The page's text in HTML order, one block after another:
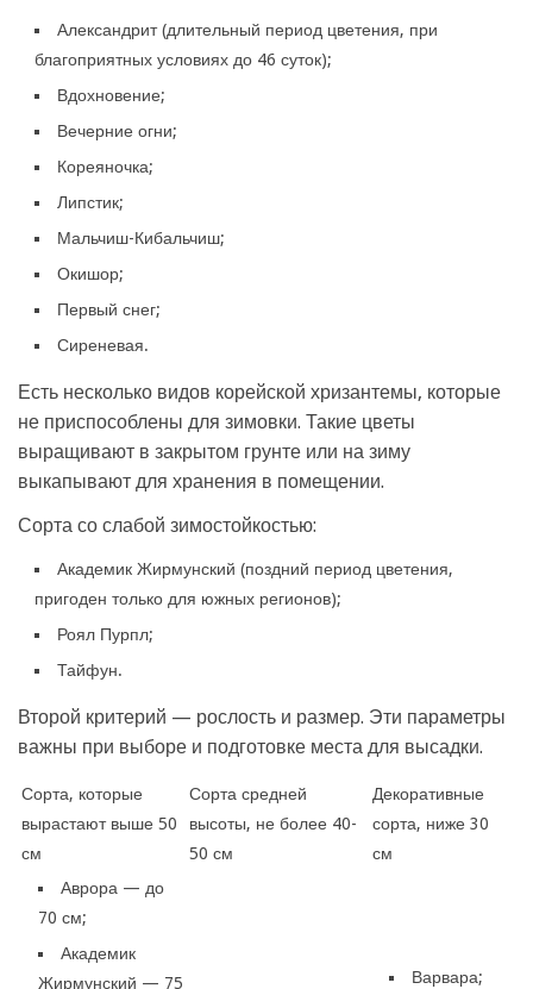
Александрит (длительный период цветения, при
благоприятных условиях до 46 суток);
Вдохновение;
Вечерние огни;
Кореяночка;
Липстик;
Мальчиш-Кибальчиш;
Окишор;
Первый снег;
Сиреневая.
Есть несколько видов корейской хризантемы, которые
не приспособлены для зимовки. Такие цветы
выращивают в закрытом грунте или на зиму
выкапывают для хранения в помещении.
Сорта со слабой зимостойкостью:
Академик Жирмунский (поздний период цветения,
пригоден только для южных регионов);
Роял Пурпл;
Тайфун.
Второй критерий — рослость и размер. Эти параметры
важны при выборе и подготовке места для высадки.
Сорта, которые
вырастают выше 50
см
Сорта средней
высоты, не более 40-
50 см
Декоративные
сорта, ниже 30
см
Аврора — до
70 см;
Академик
Жирмунский — 75
Варвара;